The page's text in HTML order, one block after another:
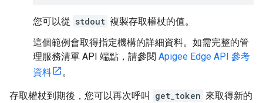
您可以從 stdout 複製存取權杖的值。
這個範例會取得指定機構的詳細資料。如需完整的管
理服務清單 API 端點，請參閱 Apigee Edge API 參考
資料
。
存取權杖到期後，您可以再次呼叫 get_token 來取得新的